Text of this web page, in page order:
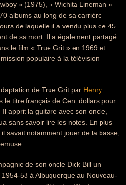
» (1975), « Wichita Lineman »
albums au long de sa carrière
de laquelle il a vendu plus de 45
de sa mort. Il a également partagé
le film « True Grit » en 1969 et
populaire à la télévision
de True Grit par Henry
le titre français de Cent dollars pour
apprit la guitare avec son oncle,
sans savoir lire les notes. En plus
savait notamment jouer de la basse,
de son oncle Dick Bill un
58 à Albuquerque au Nouveau-